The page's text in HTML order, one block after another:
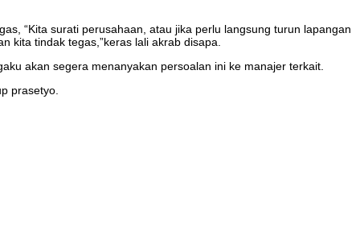
“Kita surati perusahaan, atau jika perlu langsung turun lapangan
kita tindak tegas,”keras lali akrab disapa.
akan segera menanyakan persoalan ini ke manajer terkait.
prasetyo.